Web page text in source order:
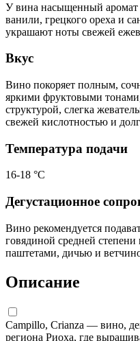
У вина насыщенный аромат
ванили, грецкого ореха и
украшают ноты свежей
Вкус
Вино покоряет полным,
яркими фруктовыми
структурой, слегка
свежей кислотностью и
Температура подачи
16-18 °С
Дегустационное
Вино рекомендуется
говядиной средней
паштетами, дичью и
Описание
Campillo, Crianza — вино,
региона Риоха, где